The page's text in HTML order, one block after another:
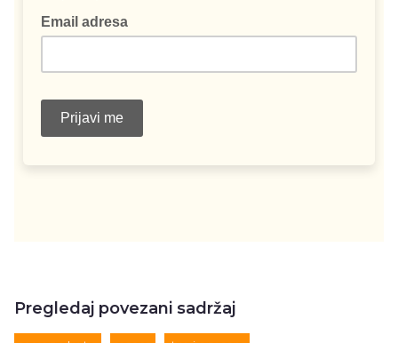
Pregledaj povezani sadržaj